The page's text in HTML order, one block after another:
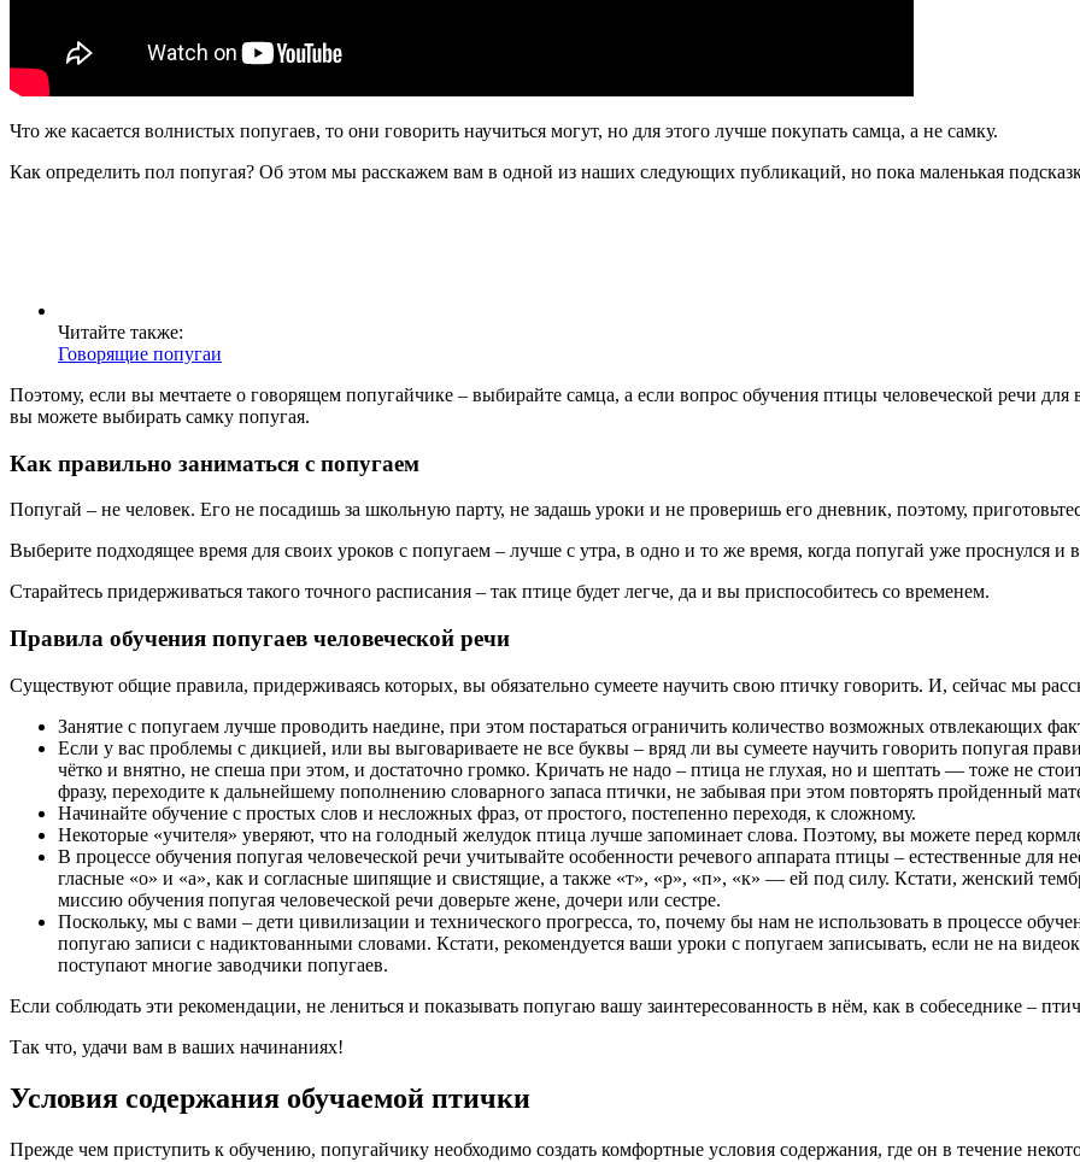
Что же касается волнистых попугаев, то они говорить научиться могут, но для этого лучше покупать самца, а не самку.
Как определить пол попугая? Об этом мы расскажем вам в одной из наших следующих публикаций, но пока маленькая
Читайте также:
Говорящие попугаи
Поэтому, если вы мечтаете о говорящем попугайчике – выбирайте самца, а если вопрос обучения птицы человеческой речи
вы можете выбирать самку попугая.
Как правильно заниматься с попугаем
Попугай – не человек. Его не посадишь за школьную парту, не задашь уроки и не проверишь его дневник, поэтому,
Выберите подходящее время для своих уроков с попугаем – лучше с утра, в одно и то же время, когда попугай уже проснулся и
Старайтесь придерживаться такого точного расписания – так птице будет легче, да и вы приспособитесь со временем.
Правила обучения попугаев человеческой речи
Существуют общие правила, придерживаясь которых, вы обязательно сумеете научить свою птичку говорить. И, сейчас мы
Занятие с попугаем лучше проводить наедине, при этом постараться ограничить количество возможных отвлекающих
Если у вас проблемы с дикцией, или вы выговариваете не все буквы – вряд ли вы сумеете научить говорить попугая
чётко и внятно, не спеша при этом, и достаточно громко. Кричать не надо – птица не глухая, но и шептать — тоже не
фразу, переходите к дальнейшему пополнению словарного запаса птички, не забывая при этом повторять пройденный
Начинайте обучение с простых слов и несложных фраз, от простого, постепенно переходя, к сложному.
Некоторые «учителя» уверяют, что на голодный желудок птица лучше запоминает слова. Поэтому, вы можете перед
В процессе обучения попугая человеческой речи учитывайте особенности речевого аппарата птицы – естественные для
гласные «о» и «а», как и согласные шипящие и свистящие, а также «т», «р», «п», «к» — ей под силу. Кстати, женский
миссию обучения попугая человеческой речи доверьте жене, дочери или сестре.
Поскольку, мы с вами – дети цивилизации и технического прогресса, то, почему бы нам не использовать в процессе
попугаю записи с надиктованными словами. Кстати, рекомендуется ваши уроки с попугаем записывать, если не на
поступают многие заводчики попугаев.
Если соблюдать эти рекомендации, не лениться и показывать попугаю вашу заинтересованность в нём, как в собеседнике –
Так что, удачи вам в ваших начинаниях!
Условия содержания обучаемой птички
Прежде чем приступить к обучению, попугайчику необходимо создать комфортные условия содержания, где он в течение